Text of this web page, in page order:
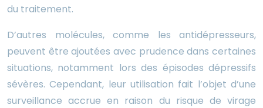
du traitement.
D’autres molécules, comme les antidépresseurs,
peuvent être ajoutées avec prudence dans certaines
situations, notamment lors des épisodes dépressifs
sévères. Cependant, leur utilisation fait l’objet d’une
surveillance accrue en raison du risque de virage